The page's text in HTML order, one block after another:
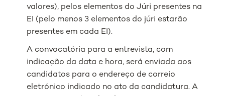
valores), pelos elementos do Júri presentes na
EI (pelo menos 3 elementos do júri estarão
presentes em cada EI).
A convocatória para a entrevista, com
indicação da data e hora, será enviada aos
candidatos para o endereço de correio
eletrónico indicado no ato da candidatura. A